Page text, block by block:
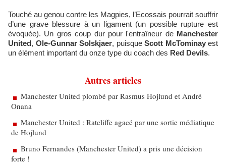
Touché au genou contre les Magpies, l’Ecossais pourrait souffrir
d’une grave blessure à un ligament (un possible rupture est
évoquée). Un gros coup dur pour l'entraîneur de Manchester
United, Ole-Gunnar Solskjaer, puisque Scott McTominayest
un élément important du onze type du coach des Red Devils.
Autres articles
Manchester United plombé par Rasmus Hojlund et André
Onana
Manchester United : Ratcliffe agacé par une sortie médiatique
de Hojlund
Bruno Fernandes (Manchester United) a pris une décision
forte !